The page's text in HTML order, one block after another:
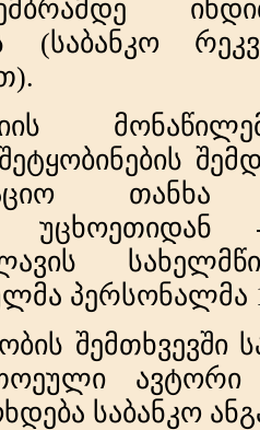
(საბანკო
უცხოეთიდან
პერსონალმა
შემთხვევში
ავტორი
საბანკო